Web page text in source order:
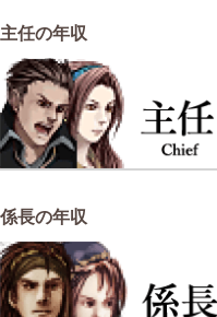
主任の年収
係長の年収